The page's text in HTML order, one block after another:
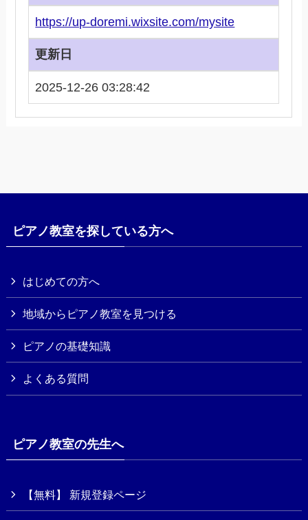
https://up-doremi.wixsite.com/mysite
更新日
2025-12-26 03:28:42
ピアノ教室を探している方へ
はじめての方へ
地域からピアノ教室を見つける
ピアノの基礎知識
よくある質問
ピアノ教室の先生へ
【無料】 新規登録ページ